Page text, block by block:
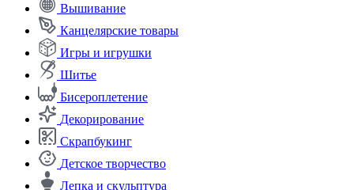
Вышивание
Канцелярские товары
Игры и игрушки
Шитье
Бисероплетение
Декорирование
Скрапбукинг
Детское творчество
Лепка и скульптура